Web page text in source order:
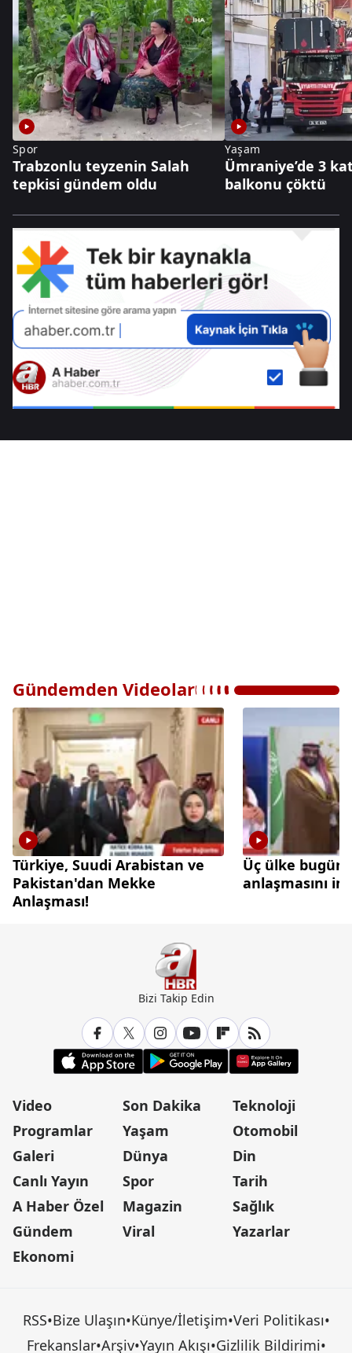
Spor
Trabzonlu teyzenin Salah
tepkisi gündem oldu
Yaşam
Ümraniye’de 3
balkonu çöktü
Gündemden Videolar
Türkiye, Suudi Arabistan ve
Pakistan'dan Mekke
Anlaşması!
Üç ülke bugün
anlaşmasını
Bizi Takip Edin
Video
Programlar
Galeri
Canlı Yayın
A Haber Özel
Gündem
Ekonomi
Son Dakika
Yaşam
Dünya
Spor
Magazin
Viral
Teknoloji
Otomobil
Din
Tarih
Sağlık
Yazarlar
RSS•Bize Ulaşın•Künye/İletişim•Veri Politikası•
Frekanslar•Arşiv•Yayın Akışı•Gizlilik Bildirimi•